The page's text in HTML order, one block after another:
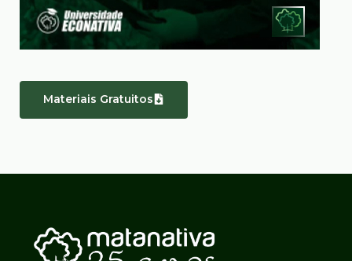
Materiais Gratuitos